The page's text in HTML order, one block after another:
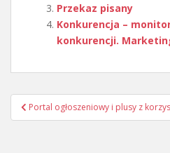
Przekaz pisany
Konkurencja –
konkurencji.
Nawigacja
wpisu
Portal ogłoszeniowy i plusy z